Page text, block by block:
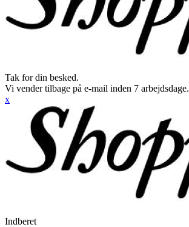
Tak for din besked.
Vi vender tilbage på e-mail inden 7 arbejdsdage.
x
Indberet